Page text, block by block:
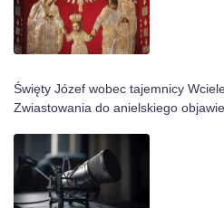
Święty Józef wobec tajemnicy
Zwiastowania do anielskiego